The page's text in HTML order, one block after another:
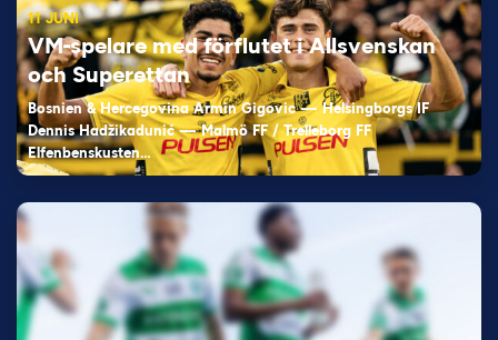
11 JUNI
VM-spelare med förflutet i Allsvenskan
och Superettan
Bosnien & Hercegovina Armin Gigovic — Helsingborgs IF
Dennis Hadžikadunić — Malmö FF / Trelleborg FF
Elfenbenskusten…